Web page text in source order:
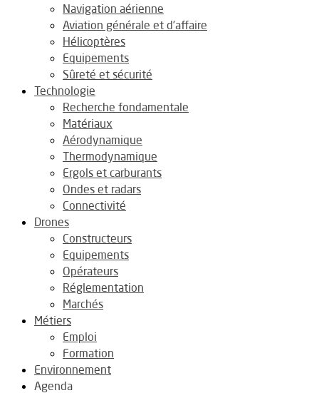
Navigation aérienne
Aviation générale et d’affaire
Hélicoptères
Equipements
Sûreté et sécurité
Technologie
Recherche fondamentale
Matériaux
Aérodynamique
Thermodynamique
Ergols et carburants
Ondes et radars
Connectivité
Drones
Constructeurs
Equipements
Opérateurs
Réglementation
Marchés
Métiers
Emploi
Formation
Environnement
Agenda